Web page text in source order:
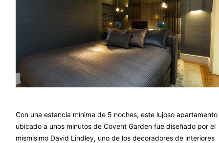
Con una estancia mínima de 5 noches, este lujoso apartamento
ubicado a unos minutos de Covent Garden fue diseñado por el
mismisimo David Lindley, uno de los decoradores de interiores